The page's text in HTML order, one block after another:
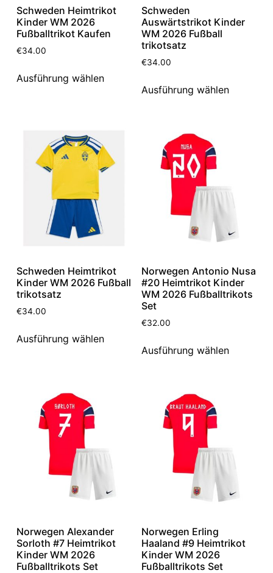
Schweden Heimtrikot
Kinder WM 2026
Fußballtrikot Kaufen
€34.00
Ausführung wählen
Schweden
Auswärtstrikot Kinder
WM 2026 Fußball
trikotsatz
€34.00
Ausführung wählen
Schweden Heimtrikot
Kinder WM 2026 Fußball
trikotsatz
€34.00
Ausführung wählen
Norwegen Antonio Nusa
#20 Heimtrikot Kinder
WM 2026 Fußballtrikots
Set
€32.00
Ausführung wählen
Norwegen Alexander
Sorloth #7 Heimtrikot
Kinder WM 2026
Fußballtrikots Set
Norwegen Erling
Haaland #9 Heimtrikot
Kinder WM 2026
Fußballtrikots Set